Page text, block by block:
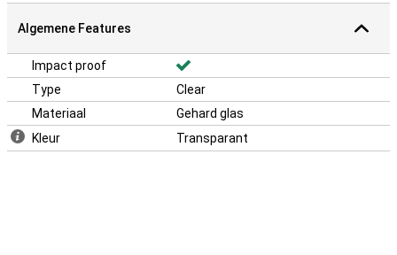
Algemene Features
Impact proof
Type
Clear
Materiaal
Gehard glas
Kleur
Transparant